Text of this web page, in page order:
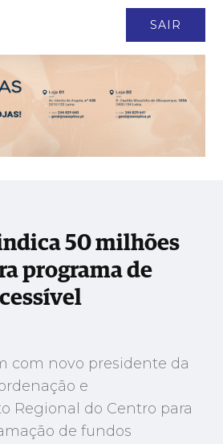
SAIR
de euros para programa de
50 milhões
com novo presidente da
e
Regional do Centro para
de fundos